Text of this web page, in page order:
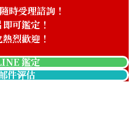
時受理諮詢！
可鑑定！
烈歡迎！
鑑定
件评估